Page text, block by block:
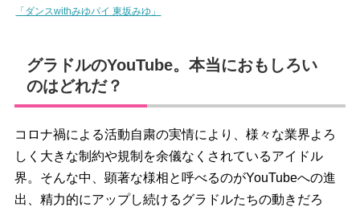
「ダンスwithみゆパイ 東坂みゆ」
グラドルのYouTube。本当におもしろい
のはどれだ？
コロナ禍による活動自粛の実情により、様々な業界よろ
しく大きな制約や規制を余儀なくされているアイドル
界。そんな中、顕著な様相と呼べるのがYouTubeへの進
出、精力的にアップし続けるグラドルたちの動きだろ